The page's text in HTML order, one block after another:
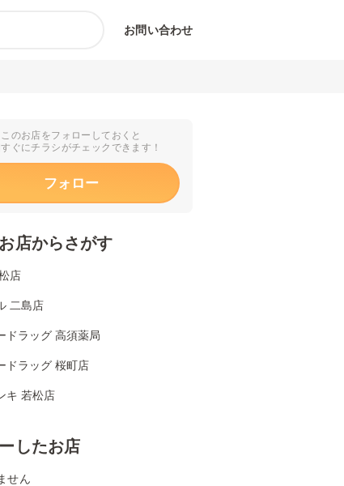
お問い合わせ
このお店をフォローしておくと
ぐにチラシがチェックできます！
フォロー
店からさがす
店
二島店
ドラッグ 高須薬局
ドラッグ 桜町店
キ 若松店
したお店
せん